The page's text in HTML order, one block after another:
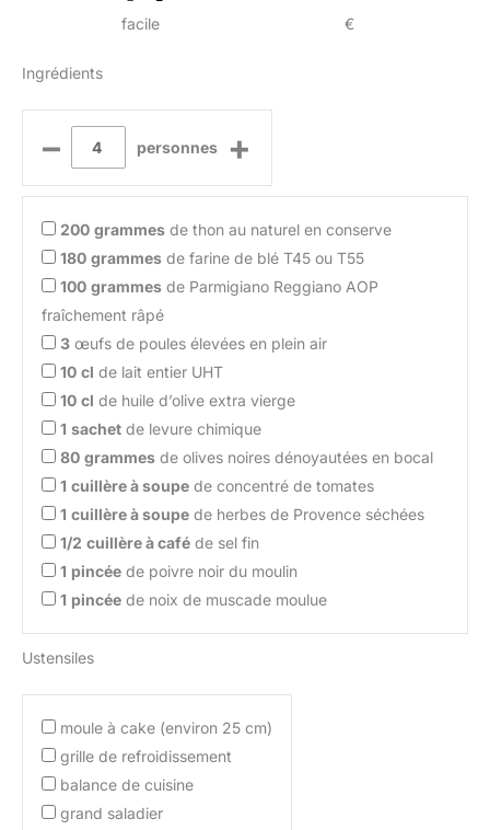
facile €
Ingrédients
– personnes +
200 grammes de thon au naturel en conserve
180 grammes de farine de blé T45 ou T55
100 grammes de Parmigiano Reggiano AOP
fraîchement râpé
3 œufs de poules élevées en plein air
10 cl de lait entier UHT
10 cl de huile d’olive extra vierge
1 sachet de levure chimique
80 grammes de olives noires dénoyautées en bocal
1 cuillère à soupe de concentré de tomates
1 cuillère à soupe de herbes de Provence séchées
1/2 cuillère à café de sel fin
1 pincée de poivre noir du moulin
1 pincée de noix de muscade moulue
Ustensiles
moule à cake (environ 25 cm)
grille de refroidissement
balance de cuisine
grand saladier